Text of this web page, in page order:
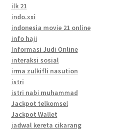
ilk 21
indo.xxi
indonesia movie 21 online
info haji
Informasi Judi Online
interaksi sosial
irma zulkifli nasution
istri
istri nabi muhammad
Jackpot telkomsel
Jackpot Wallet
jadwal kereta cikarang